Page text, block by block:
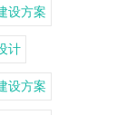
设方案
计
设方案